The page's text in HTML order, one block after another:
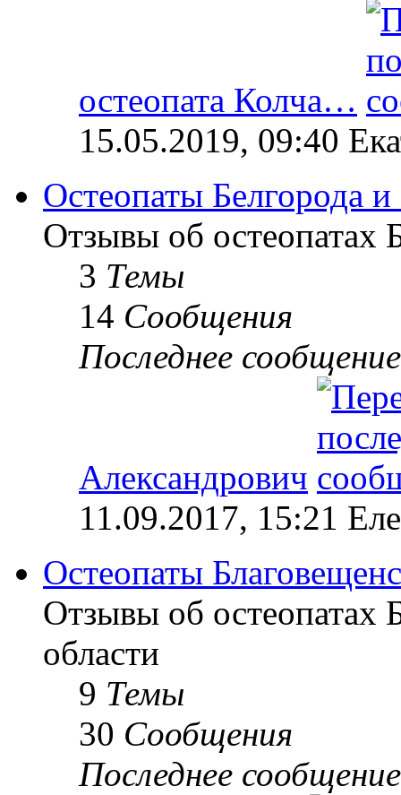
остеопата Колча…
15.05.2019, 09:40
Остеопаты Белгорода
Отзывы об остеопатах
3 Темы
14 Сообщения
Последнее сообщение
Александрович
11.09.2017, 15:21
Остеопаты
Отзывы об остеопатах
области
9 Темы
30 Сообщения
Последнее сообщение